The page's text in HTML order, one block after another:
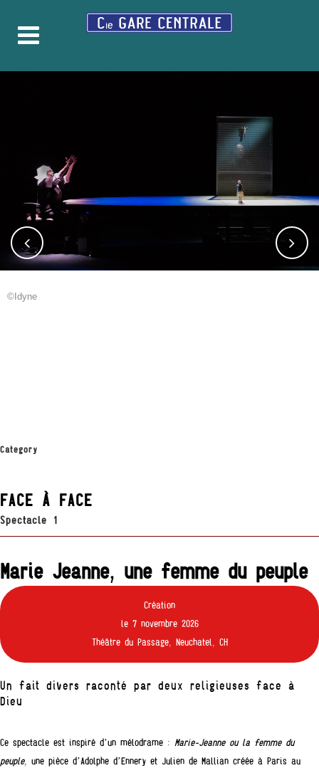
Category
FACE À FACE
Spectacle 1
Marie Jeanne, une femme du peuple
Création
le 7 novembre 2026
Théâtre du Passage, Neuchatel, CH
Un fait divers raconté par deux religieuses face à
Dieu
Ce spectacle est inspiré d’un mélodrame : Marie-Jeanne ou la femme du
peuple, une pièce d’Adolphe d’Ennery et Julien de Mallian créée à Paris au